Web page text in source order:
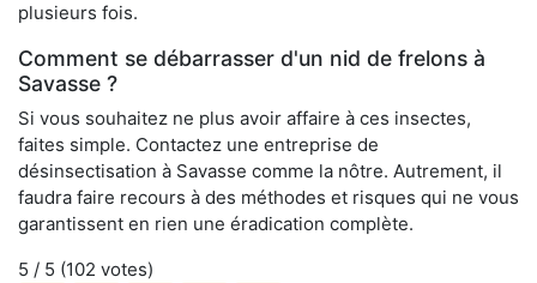
plusieurs fois.
Comment se débarrasser d'un nid de frelons à
Savasse ?
Si vous souhaitez ne plus avoir affaire à ces insectes,
faites simple. Contactez une entreprise de
désinsectisation à Savasse comme la nôtre. Autrement, il
faudra faire recours à des méthodes et risques qui ne vous
garantissent en rien une éradication complète.
5 / 5 (102 votes)